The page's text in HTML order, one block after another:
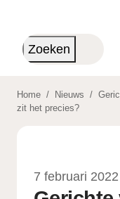
Zoeken
Home / Nieuws /
zit het precies?
7 februari 2022